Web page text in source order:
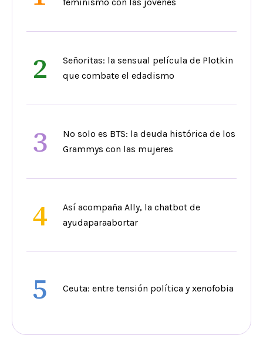
feminismo con las jóvenes
2
Señoritas: la sensual película de Plotkin
que combate el edadismo
3
No solo es BTS: la deuda histórica de los
Grammys con las mujeres
4
Así acompaña Ally, la chatbot de
ayudaparaabortar
5 Ceuta: entre tensión política y xenofobia